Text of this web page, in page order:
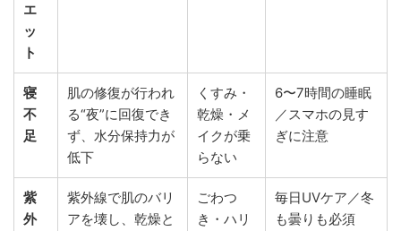
エ
ッ
ト
寝
不
足
肌の修復が行われ
る“夜”に回復でき
ず、水分保持力が
低下
くすみ・
乾燥・メ
イクが乗
らない
6〜7時間の睡眠
／スマホの見す
ぎに注意
紫
外
紫外線で肌のバリ
アを壊し、乾燥と
ごわつ
き・ハリ
毎日UVケア／冬
も曇りも必須